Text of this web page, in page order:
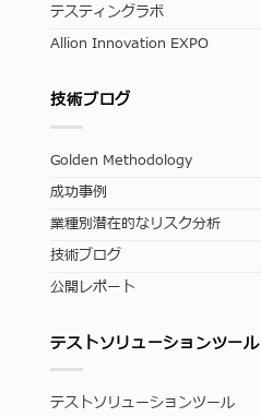
テスティングラボ
Allion Innovation EXPO
技術ブログ
Golden Methodology
成功事例
業種別潜在的なリスク分析
技術ブログ
公開レポート
テストソリューションツール
テストソリューションツール